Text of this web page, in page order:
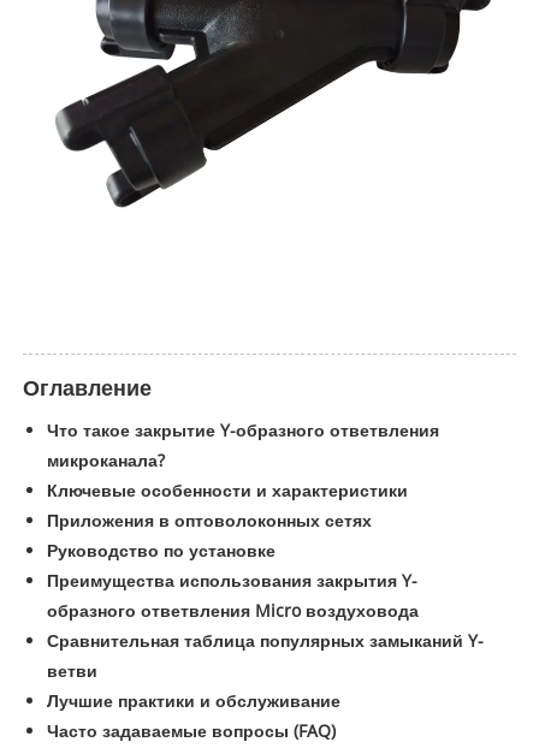
Оглавление
Что такое закрытие Y-образного ответвления
микроканала?
Ключевые особенности и характеристики
Приложения в оптоволоконных сетях
Руководство по установке
Преимущества использования закрытия Y-
образного ответвления Micro воздуховода
Сравнительная таблица популярных замыканий Y-
ветви
Лучшие практики и обслуживание
Часто задаваемые вопросы (FAQ)